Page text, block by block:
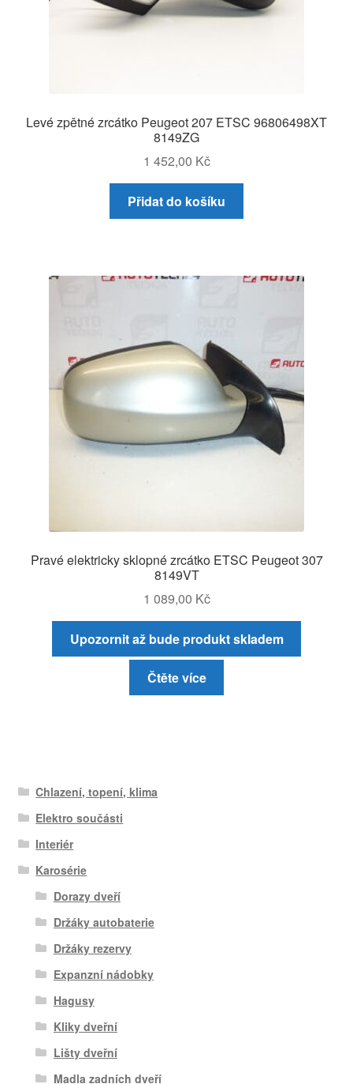
Levé zpětné zrcátko Peugeot 207 ETSC 96806498XT
8149ZG
1 452,00 Kč
Přidat do košíku
Pravé elektricky sklopné zrcátko ETSC Peugeot 307
8149VT
1 089,00 Kč
Upozornit až bude produkt skladem
Čtěte více
Chlazení, topení, klima
Elektro součásti
Interiér
Karosérie
Dorazy dveří
Držáky autobaterie
Držáky rezervy
Expanzní nádobky
Hagusy
Kliky dveřní
Lišty dveřní
Madla zadních dveří